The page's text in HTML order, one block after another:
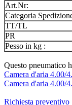
Art.Nr:
Categoria
TT/TL
PR
Pesso in kg :
Questo pneumatico
Camera d'aria 4.00/
Camera d'aria 4.00/
Richiesta preventivo